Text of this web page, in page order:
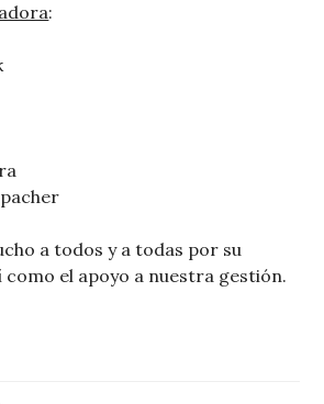
:
Polak
Cabrera
a todos y a todas por su
el apoyo a nuestra gestión.